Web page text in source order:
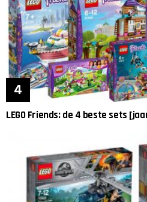
LEGO Friends: de 4 beste sets